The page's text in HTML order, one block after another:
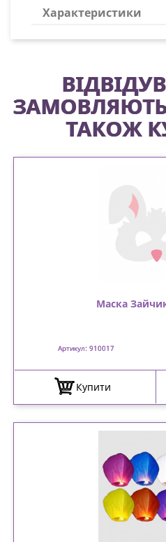
Характеристики
ТАКОЖ
Маска
Артикул: 910017
Купити